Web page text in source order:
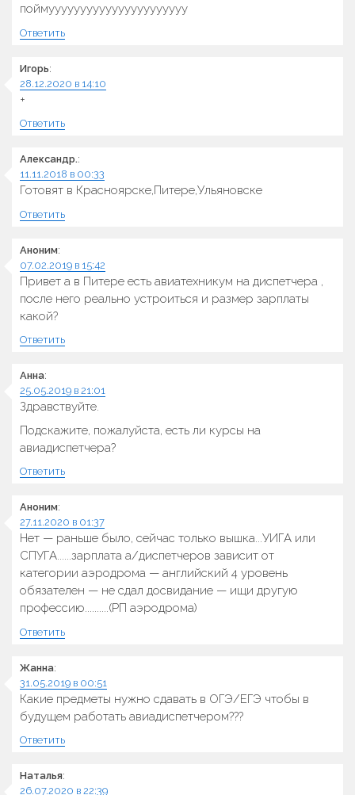
поймуууууууууууууууууууууу
Ответить
Игорь:
28.12.2020 в 14:10
+
Ответить
Александр.:
11.11.2018 в 00:33
Готовят в Красноярске,Питере,Ульяновске
Ответить
Аноним:
07.02.2019 в 15:42
Привет а в Питере есть авиатехникум на диспетчера ,
после него реально устроиться и размер зарплаты
какой?
Ответить
Анна:
25.05.2019 в 21:01
Здравствуйте.
Подскажите, пожалуйста, есть ли курсы на
авиадиспетчера?
Ответить
Аноним:
27.11.2020 в 01:37
Нет — раньше было, сейчас только вышка...УИГА или
СПУГА......зарплата а/диспетчеров зависит от
категории аэродрома — английский 4 уровень
обязателен — не сдал досвидание — ищи другую
профессию..........(РП аэродрома)
Ответить
Жанна:
31.05.2019 в 00:51
Какие предметы нужно сдавать в ОГЭ/ЕГЭ чтобы в
будущем работать авиадиспетчером???
Ответить
Наталья:
26.07.2020 в 22:39